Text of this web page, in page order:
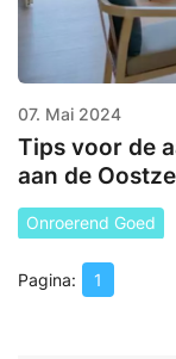
07. Mai 2024
Tips voor de
aan de
Onroerend Goed
1